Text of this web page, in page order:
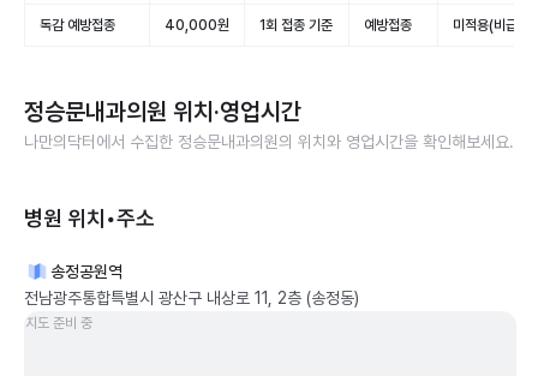
독감 예방접종 40,000원 1회 접종 기준 예방접종 미적용(비급여)
정승문내과의원 위치·영업시간
나만의닥터에서 수집한 정승문내과의원의 위치와 영업시간을 확인해보세요.
병원 위치•주소
송정공원역
전남광주통합특별시 광산구 내상로 11, 2층 (송정동)
지도 준비 중